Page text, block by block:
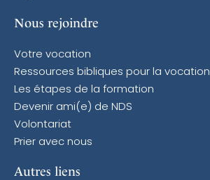
Nous rejoindre
Votre vocation
Ressources bibliques pour la vocation
Les étapes de la formation
Devenir ami(e) de NDS
Volontariat
Prier avec nous
Autres liens